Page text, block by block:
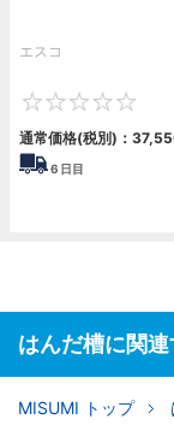
エスコ
通常価格(税別)：
6 日目
はんだ槽に関
MISUMI トップ